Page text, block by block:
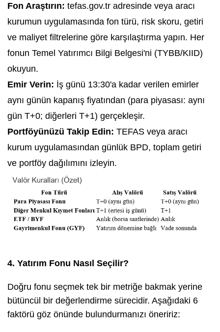
Fon Araştırın: tefas.gov.tr adresinde veya aracı
kurumun uygulamasında fon türü, risk skoru, getiri
ve maliyet filtrelerine göre karşılaştırma yapın. Her
fonun Temel Yatırımcı Bilgi Belgesi'ni (TYBB/KIID)
okuyun.
Emir Verin: İş günü 13:30'a kadar verilen emirler
aynı günün kapanış fiyatından (para piyasası: aynı
gün T+0; diğerleri T+1) gerçekleşir.
Portföyünüzü Takip Edin: TEFAS veya aracı
kurum uygulamasından günlük BPD, toplam getiri
ve portföy dağılımını izleyin.
4. Yatırım Fonu Nasıl Seçilir?
Doğru fonu seçmek tek bir metriğe bakmak yerine
bütüncül bir değerlendirme sürecidir. Aşağıdaki 6
faktörü göz önünde bulundurmanızı öneririz: